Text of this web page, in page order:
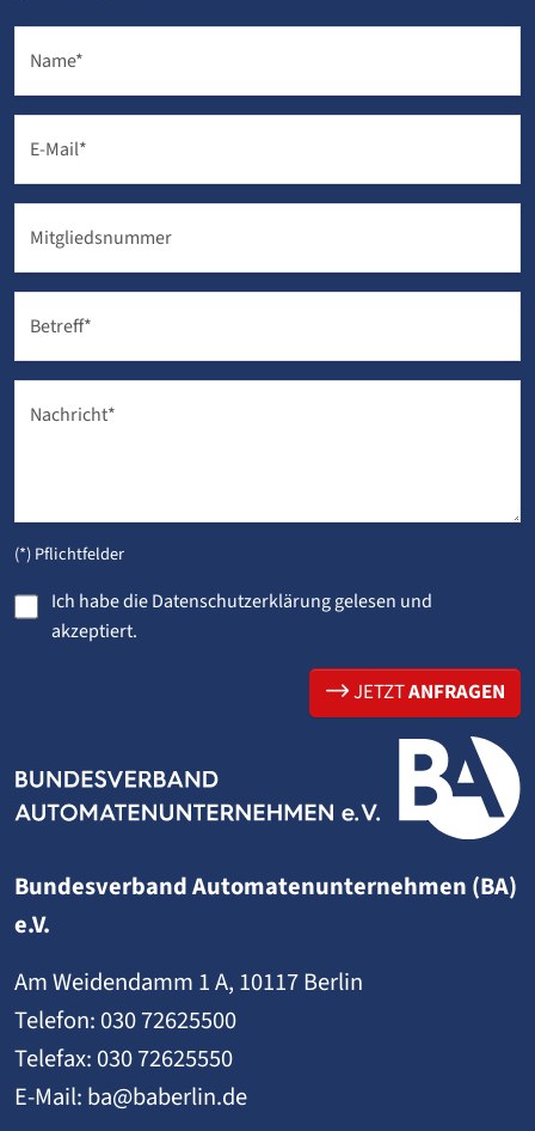
Name*
E-Mail*
Mitgliedsnummer
Betreff*
Nachricht*
(*) Pflichtfelder
Ich habe dieDatenschutzerklärunggelesen und
akzeptiert.
JETZTANFRAGEN
Bundesverband Automatenunternehmen (BA)
e.V.
Am Weidendamm 1 A, 10117 Berlin
Telefon: 030 72625500
Telefax: 030 72625550
E-Mail: ba@baberlin.de